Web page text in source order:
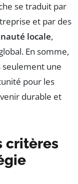
se traduit par
et par des
locale,
En somme,
seulement une
pour les
durable et
critères